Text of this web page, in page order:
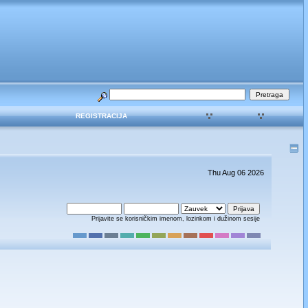
REGISTRACIJA
Thu Aug 06 2026
Prijavite se korisničkim imenom, lozinkom i dužinom sesije